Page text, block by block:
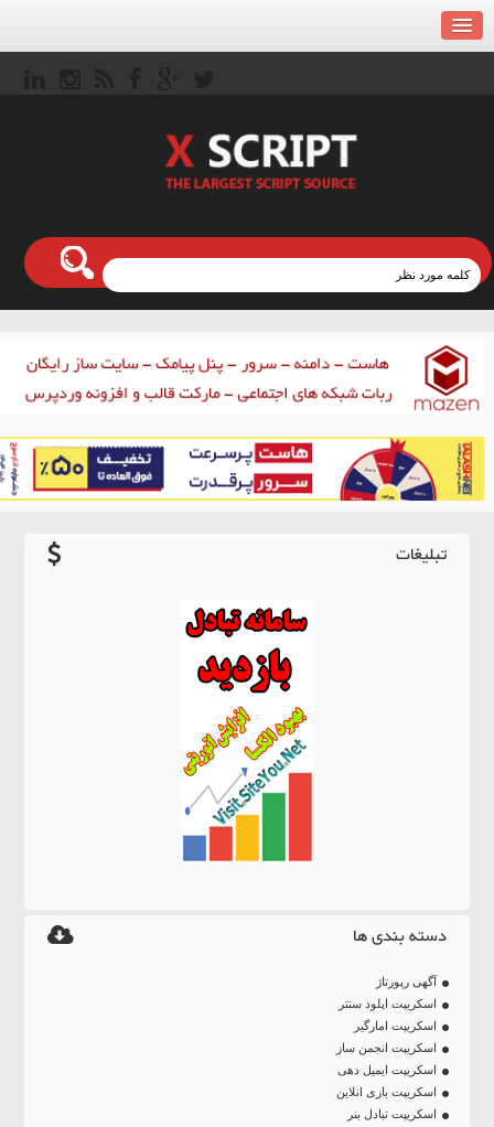
تبلیغات
دسته بندی ها
آگهی رپورتاژ
اسکریپت اپلود سنتر
اسکریپت امارگیر
اسکریپت انجمن ساز
اسکریپت ایمیل دهی
اسکریپت بازی انلاین
اسکریپت تبادل بنر